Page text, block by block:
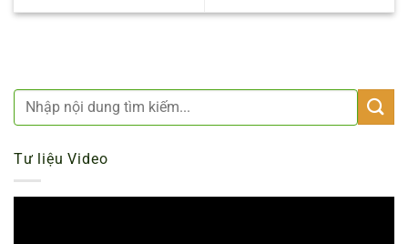
Tư liệu Video